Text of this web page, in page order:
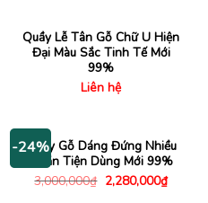
Quầy Lễ Tân Gỗ Chữ U Hiện
Đại Màu Sắc Tinh Tế Mới
99%
Liên hệ
-24%
Quầy Gỗ Dáng Đứng Nhiều
Ngăn Tiện Dùng Mới 99%
3,000,000₫ Giá
gốc
2,280,000₫Giá
hiện